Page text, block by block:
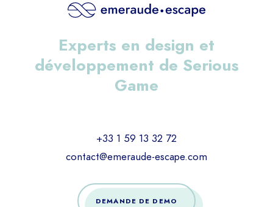
Experts en design et
développement de Serious
Game
+33 1 59 13 32 72
contact@emeraude-escape.com
DEMANDE DE DEMO